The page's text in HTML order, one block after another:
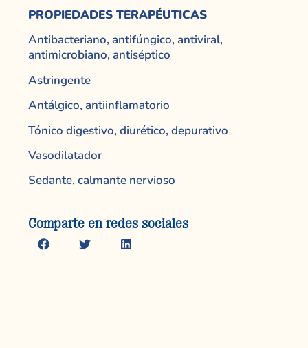
PROPIEDADES TERAPÉUTICAS
Antibacteriano, antifúngico, antiviral,
antimicrobiano, antiséptico
Astringente
Antálgico, antiinflamatorio
Tónico digestivo, diurético, depurativo
Vasodilatador
Sedante, calmante nervioso
Comparte en redes sociales